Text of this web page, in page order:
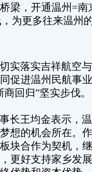
梁，开通温州=南
为更多往来温州
实落实吉祥航空
促进温州民航事
回归”坚实步伐。
长王均金表示，
想的机会所在。
块合作为契机，
更好支持家乡发